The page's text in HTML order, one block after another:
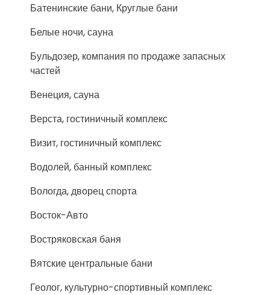
Батенинские бани, Круглые бани
Белые ночи, сауна
Бульдозер, компания по продаже запасных
частей
Венеция, сауна
Верста, гостиничный комплекс
Визит, гостиничный комплекс
Водолей, банный комплекс
Вологда, дворец спорта
Восток-Авто
Востряковская баня
Вятские центральные бани
Геолог, культурно-спортивный комплекс